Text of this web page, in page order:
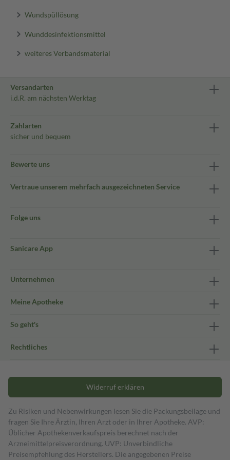
Wundspüllösung
Wunddesinfektionsmittel
weiteres Verbandsmaterial
Versandarten
i.d.R. am nächsten Werktag
Zahlarten
sicher und bequem
Bewerte uns
Vertraue unserem mehrfach ausgezeichneten Service
Folge uns
Sanicare App
Unternehmen
Meine Apotheke
So geht's
Rechtliches
Widerruf erklären
Zu Risiken und Nebenwirkungen lesen Sie die Packungsbeilage und
fragen Sie Ihre Ärztin, Ihren Arzt oder in Ihrer Apotheke. AVP:
Üblicher Apothekenverkaufspreis berechnet nach der
Arzneimittelpreisverordnung. UVP: Unverbindliche
Preisempfehlung des Herstellers. Die angegebenen Preise